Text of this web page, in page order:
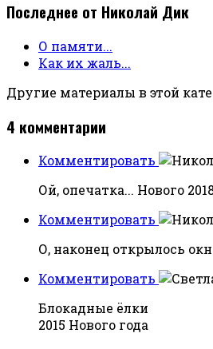
Последнее от Николай Дик
О памяти...
Как их жаль...
Другие материалы в этой
4 комментарии
Комментировать
Ой, опечатка... Нового
Комментировать
О, наконец открылось
Комментировать
Блокадные ёлки
2015 Нового года